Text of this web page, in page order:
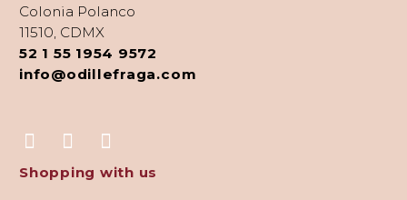
Colonia Polanco
11510, CDMX
52 1 55 1954 9572
info@odillefraga.com
Shopping with us